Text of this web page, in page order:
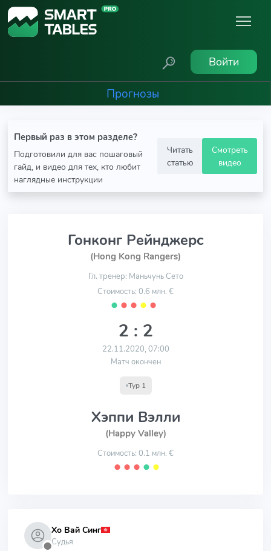
Войти
Прогнозы
Первый раз в этом разделе?
Подготовили для вас пошаговый
гайд, и видео для тех, кто любит
наглядные инструкции
Читать
статью
Смотреть
видео
Гонконг Рейнджерс
(Hong Kong Rangers)
Гл. тренер: Маньчунь Сето
Стоимость: 0.6 млн. €
⬤ ⬤ ⬤ ⬤ ⬤
2 : 2
22.11.2020, 07:00
Матч окончен
Тур 1
Хэппи Вэлли
(Happy Valley)
Стоимость: 0.1 млн. €
⬤ ⬤ ⬤ ⬤ ⬤
⬤
Хо Вай Синг
Судья